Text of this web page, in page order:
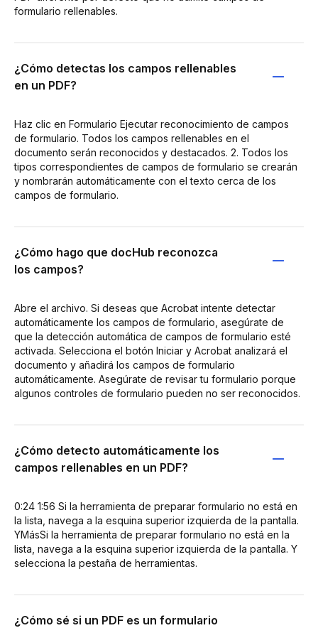
formulario rellenables.
¿Cómo detectas los campos rellenables
en un PDF?
Haz clic en Formulario Ejecutar reconocimiento de campos
de formulario. Todos los campos rellenables en el
documento serán reconocidos y destacados. 2. Todos los
tipos correspondientes de campos de formulario se crearán
y nombrarán automáticamente con el texto cerca de los
campos de formulario.
¿Cómo hago que docHub reconozca
los campos?
Abre el archivo. Si deseas que Acrobat intente detectar
automáticamente los campos de formulario, asegúrate de
que la detección automática de campos de formulario esté
activada. Selecciona el botón Iniciar y Acrobat analizará el
documento y añadirá los campos de formulario
automáticamente. Asegúrate de revisar tu formulario porque
algunos controles de formulario pueden no ser reconocidos.
¿Cómo detecto automáticamente los
campos rellenables en un PDF?
0:24 1:56 Si la herramienta de preparar formulario no está en
la lista, navega a la esquina superior izquierda de la pantalla.
YMásSi la herramienta de preparar formulario no está en la
lista, navega a la esquina superior izquierda de la pantalla. Y
selecciona la pestaña de herramientas.
¿Cómo sé si un PDF es un formulario